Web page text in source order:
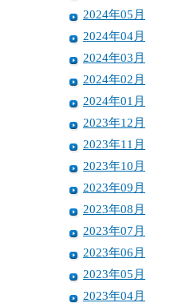
2024年05月
2024年04月
2024年03月
2024年02月
2024年01月
2023年12月
2023年11月
2023年10月
2023年09月
2023年08月
2023年07月
2023年06月
2023年05月
2023年04月